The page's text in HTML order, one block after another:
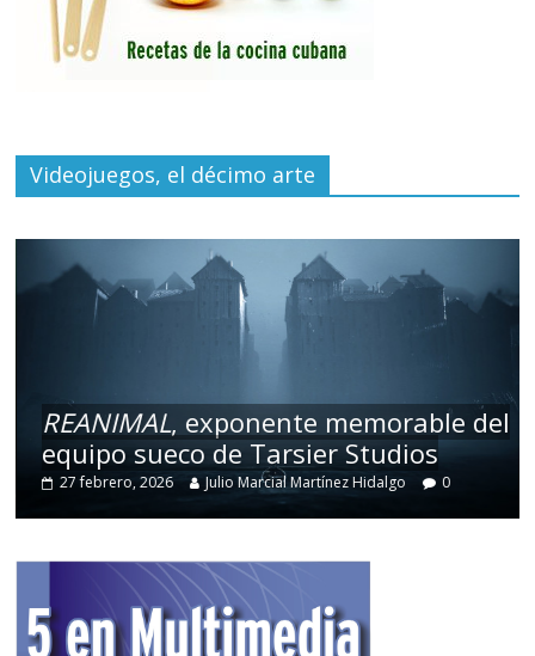
Videojuegos, el décimo arte
REANIMAL, exponente memorable del
equipo sueco de Tarsier Studios
27 febrero, 2026 Julio Marcial Martínez Hidalgo 0